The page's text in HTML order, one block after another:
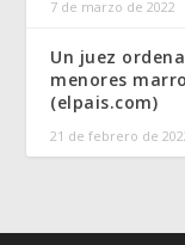
7 de marzo de 2022
Un juez
menores
(elpais.com)
21 de febrero de